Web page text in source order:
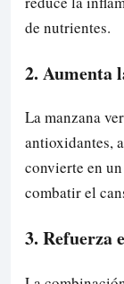
de nutrientes.
2. Aumenta
La manzana
antioxidantes,
convierte en
combatir el
3. Refuerza